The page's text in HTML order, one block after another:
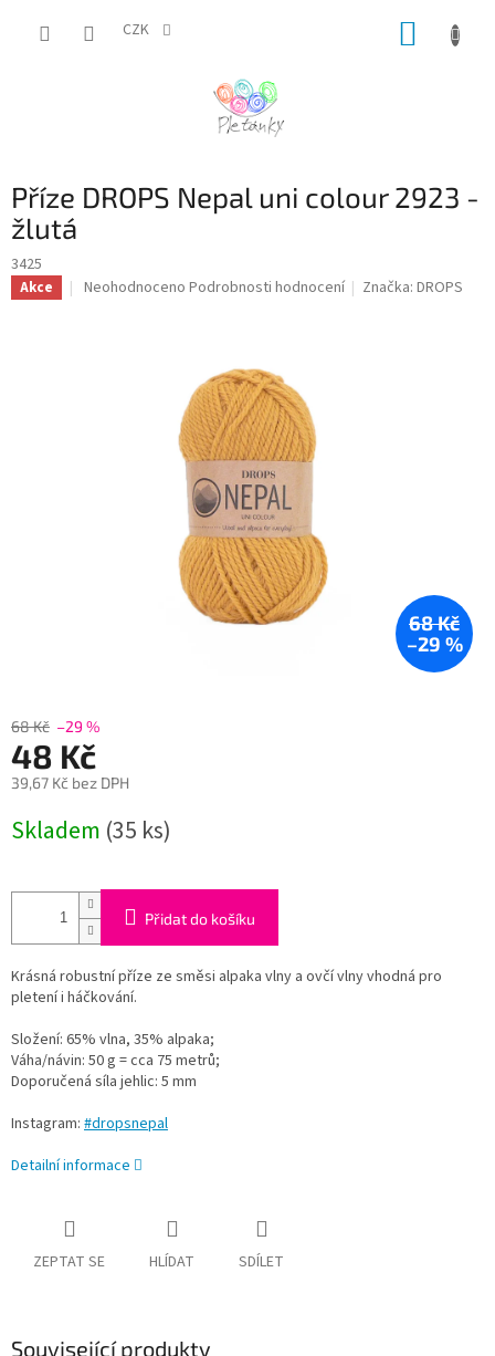
CZK
Příze DROPS Nepal uni colour 2923 -
žlutá
3425
Akce
Průměrné
Neohodnoceno Podrobnosti hodnocení Značka:DROPS
68 Kč
–29 %
68 Kč –29 %
48 Kč
39,67 Kč bez DPH
cena:
Skladem (35 ks)
Přidat do košíku
Krásná robustní příze ze směsi alpaka vlny a ovčí vlny vhodná pro
pletení i háčkování.
Složení: 65% vlna, 35% alpaka;
Váha/návin: 50 g = cca 75 metrů;
Doporučená síla jehlic: 5 mm
Instagram: #dropsnepal
Detailní informace
ZEPTAT SE HLÍDAT SDÍLET
Související produkty